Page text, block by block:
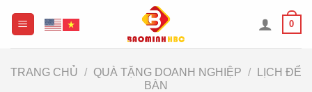
0
TRANG CHỦ / QUÀ TẶNG DOANH NGHIỆP /
LỊCH ĐỂ
BÀN